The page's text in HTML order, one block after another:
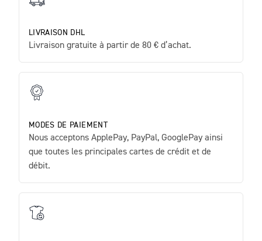
LIVRAISON DHL
Livraison gratuite à partir de 80 € d’achat.
MODES DE PAIEMENT
Nous acceptons ApplePay, PayPal, GooglePay ainsi
que toutes les principales cartes de crédit et de
débit.